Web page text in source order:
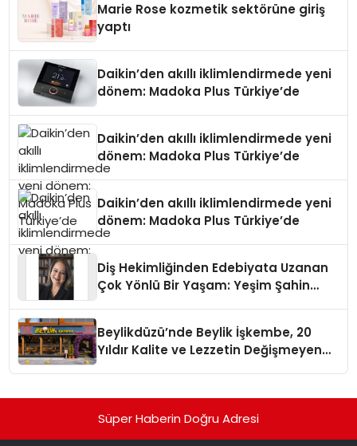
Marie Rose kozmetik sektörüne giriş
yaptı
Daikin’den akıllı iklimlendirmede yeni
dönem: Madoka Plus Türkiye’de
Daikin’den akıllı iklimlendirmede yeni
dönem: Madoka Plus Türkiye’de
Daikin’den akıllı iklimlendirmede yeni
dönem: Madoka Plus Türkiye’de
Diş Hekimliğinden Edebiyata Uzanan
Çok Yönlü Bir Yaşam: Yeşim Şahin
Beylikdüzü’nde Beylik İşkembe, 20
Yıldır Kalite ve Lezzetin Değişmeyen
Süper Haberin Doğru Adresi